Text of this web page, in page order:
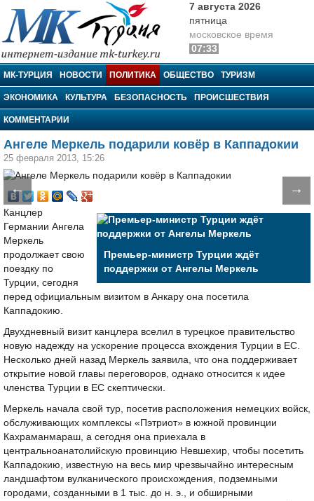
МК-Турция
7 августа 2026
пятница
московское время
07:33
МК-ТУРЦИЯ НОВОСТИ ПОЛИТИКА ОБЩЕСТВО ТУРИЗМ
ЭКОНОМИКА КУЛЬТУРА БЕЗОПАСНОСТЬ ПРОИСШЕСТВИЯ
КОММЕНТАРИИ
Ангеле Меркель подарили ковёр в Каппадокии
25 февраля 2013, 15:26
← →
Премьер-министр Турции ждёт
поддержки от Ангелы Меркель
Канцлер
Германии Ангела
Меркель
продолжает свою
поездку по
Турции, сегодня
перед официальным визитом в Анкару она посетила
Каппадокию.
Двухдневный визит канцлера вселил в турецкое правительство
новую надежду на ускорение процесса вхождения Турции в ЕС.
Несколько дней назад Меркель заявила, что она поддерживает
открытие новой главы переговоров, однако относится к идее
членства Турции в ЕС скептически.
Меркель начала свой тур, посетив расположения немецких войск,
обслуживающих комплексы «Пэтриот» в южной провинции
Кахраманмараш, а сегодня она приехала в
центральноанатолийскую провинцию Невшехир, чтобы посетить
Каппадокию, известную на весь мир чрезвычайно интересным
ландшафтом вулканического происхождения, подземными
городами, созданными в 1 тыс. до н. э., и обширными